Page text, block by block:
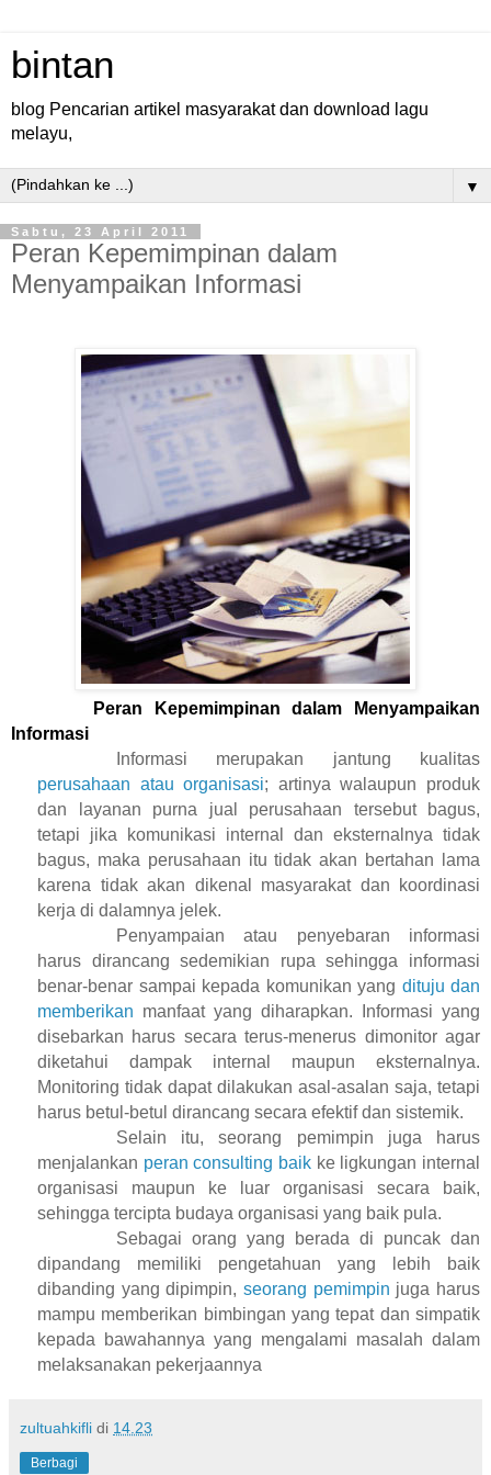
bintan
blog Pencarian artikel masyarakat dan download lagu
melayu,
▼
Sabtu, 23 April 2011
Peran Kepemimpinan dalam
Menyampaikan Informasi
Peran Kepemimpinan dalam Menyampaikan
Informasi
Informasi merupakan jantung kualitas
perusahaan atau organisasi; artinya walaupun produk
dan layanan purna jual perusahaan tersebut bagus,
tetapi jika komunikasi internal dan eksternalnya tidak
bagus, maka perusahaan itu tidak akan bertahan lama
karena tidak akan dikenal masyarakat dan koordinasi
kerja di dalamnya jelek.
Penyampaian atau penyebaran informasi
harus dirancang sedemikian rupa sehingga informasi
benar-benar sampai kepada komunikan yang dituju dan
memberikan manfaat yang diharapkan.
Informasi yang
disebarkan harus secara terus-menerus dimonitor agar
diketahui dampak internal maupun eksternalnya.
Monitoring tidak dapat dilakukan asal-asalan saja, tetapi
harus betul-betul dirancang secara efektif dan sistemik.
Selain itu, seorang pemimpin juga harus
menjalankan peran consulting baik ke ligkungan internal
organisasi maupun ke luar organisasi secara baik,
sehingga tercipta budaya organisasi yang baik pula.
Sebagai orang yang berada di puncak dan
dipandang memiliki pengetahuan yang lebih baik
dibanding yang dipimpin, seorang pemimpin juga harus
mampu memberikan bimbingan yang tepat dan simpatik
kepada bawahannya yang mengalami masalah dalam
melaksanakan pekerjaannya
zultuahkifli di 14.23
Berbagi